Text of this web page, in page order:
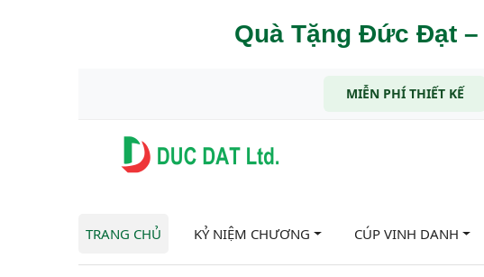
Quà Tặng Đức Đạt
MIỄN PHÍ THIẾT KẾ
TRANG CHỦ KỶ NIỆM CHƯƠNG CÚP VINH DANH